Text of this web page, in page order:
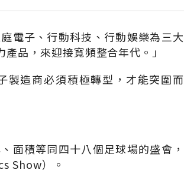
電子、行動科技、行動娛樂為三大
品，來迎接寬頻整合年代。」
製造商必須積極轉型，才能突圍而
面積等同四十八個足球場的盛會，
Show）。